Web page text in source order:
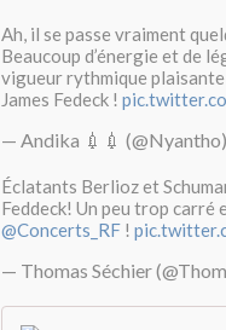
Ah, il se passe vraiment
Beaucoup d’énergie et de
vigueur rythmique plaisante
James Fedeck !
— Andika 💉💉 (@Nyantho)
Éclatants Berlioz et
Feddeck! Un peu trop carré
@Concerts_RF !
— Thomas Séchier